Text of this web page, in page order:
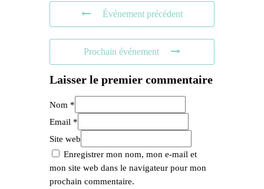
Événement précédent
Prochain événement
Laisser le premier commentaire
Nom *
Email *
Site web
Enregistrer mon nom, mon e-mail et
mon site web dans le navigateur pour mon
prochain commentaire.